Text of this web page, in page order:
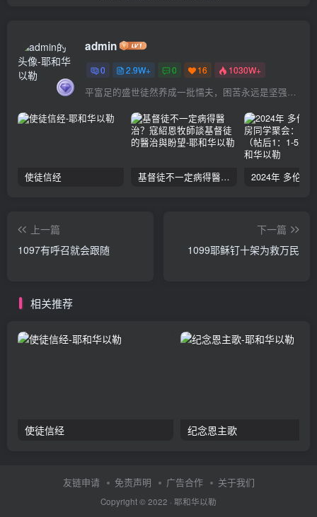
admin
0 2.9W+ 0 16 1030W+
平富足的盛世徒然养成一批懦夫，困苦永远是坚强之母
使徒信经 基督徒不一定病得醫治？寇紹恩牧師談基督徒的醫治與盼望
上一篇
1097有呼召就会跟随
下一篇
1099耶稣钉十架为救万民
相关推荐
使徒信经 纪念恩主歌
友链申请 免责声明 广告合作 关于我们
Copyright © 2022 · 耶和华以勒